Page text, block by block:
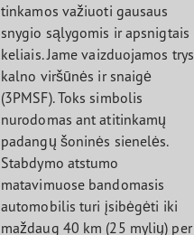
tinkamos važiuoti gausaus
snygio sąlygomis ir apsnigtais
keliais. Jame vaizduojamos trys
kalno viršūnės ir snaigė
(3PMSF). Toks simbolis
nurodomas ant atitinkamų
padangų šoninės sienelės.
Stabdymo atstumo
matavimuose bandomasis
automobilis turi įsibėgėti iki
maždaug 40 km (25 mylių) per